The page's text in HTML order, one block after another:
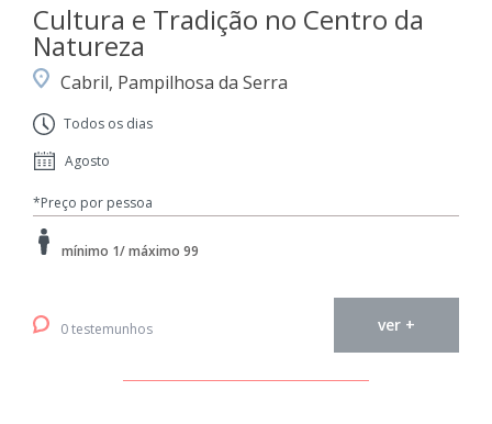
Cultura e Tradição no Centro da
Natureza
Cabril, Pampilhosa da Serra
Todos os dias
Agosto
*Preço por pessoa
mínimo 1/ máximo 99
0 testemunhos ver +